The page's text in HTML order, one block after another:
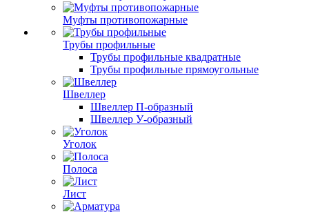
Муфты противопожарные
Трубы профильные
Трубы профильные квадратные
Трубы профильные прямоугольные
Швеллер
Швеллер П-образный
Швеллер У-образный
Уголок
Полоса
Лист